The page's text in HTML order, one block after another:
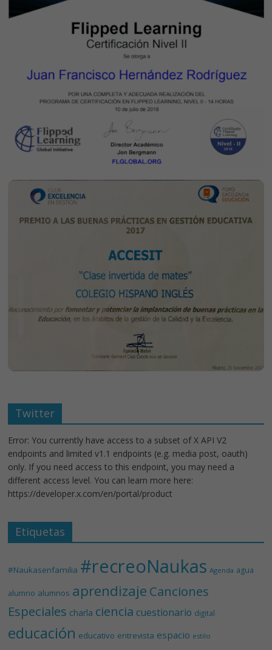
Twitter
Error: You currently have access to a subset of X API V2
endpoints and limited v1.1 endpoints (e.g. media post, oauth)
only. If you need access to this endpoint, you may need a
different access level. You can learn more here:
https://developer.x.com/en/portal/product
Etiquetas
#Naukasenfamilia #recreoNaukas Agenda agua
alumno alumnos aprendizaje Canciones
Especiales charla ciencia cuestionario digital
educación educativo entrevista espacio estilo